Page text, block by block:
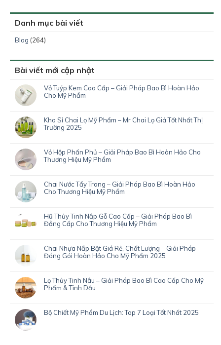
Danh mục bài viết
Blog (264)
Bài viết mới cập nhật
Vỏ Tuýp Kem Cao Cấp – Giải Pháp Bao Bì Hoàn Hảo
Cho Mỹ Phẩm
Kho Sỉ Chai Lọ Mỹ Phẩm – Mr Chai Lọ Giá Tốt Nhất Thị
Trường 2025
Vỏ Hộp Phấn Phủ – Giải Pháp Bao Bì Hoàn Hảo Cho
Thương Hiệu Mỹ Phẩm
Chai Nước Tẩy Trang – Giải Pháp Bao Bì Hoàn Hảo
Cho Thương Hiệu Mỹ Phẩm
Hũ Thủy Tinh Nắp Gỗ Cao Cấp – Giải Pháp Bao Bì
Đẳng Cấp Cho Thương Hiệu Mỹ Phẩm
Chai Nhựa Nắp Bật Giá Rẻ, Chất Lượng – Giải Pháp
Đóng Gói Hoàn Hảo Cho Mỹ Phẩm 2025
Lọ Thủy Tinh Nâu – Giải Pháp Bao Bì Cao Cấp Cho Mỹ
Phẩm & Tinh Dầu
Bộ Chiết Mỹ Phẩm Du Lịch: Top 7 Loại Tốt Nhất 2025